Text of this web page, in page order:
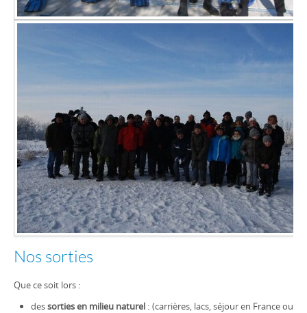
Nos sorties
Que ce soit lors :
dessorties en milieu naturel : (carrières, lacs, séjour en France ou